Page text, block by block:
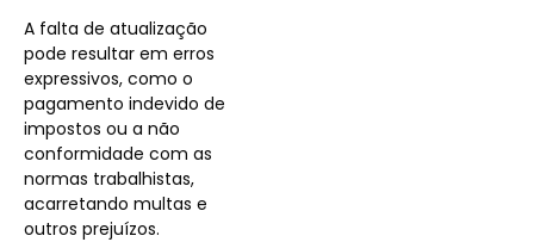
A falta de atualização
pode resultar em erros
expressivos, como o
pagamento indevido de
impostos ou a não
conformidade com as
normas trabalhistas,
acarretando multas e
outros prejuízos.